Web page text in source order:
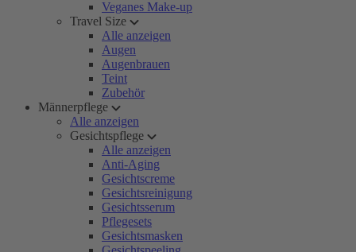
Veganes Make-up
Travel Size
Alle anzeigen
Augen
Augenbrauen
Teint
Zubehör
Männerpflege
Alle anzeigen
Gesichtspflege
Alle anzeigen
Anti-Aging
Gesichtscreme
Gesichtsreinigung
Gesichtsserum
Pflegesets
Gesichtsmasken